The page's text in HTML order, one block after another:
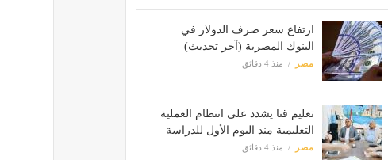
ارتفاع سعر صرف الدولار في
البنوك المصرية (آخر تحديث)
مصر منذ 4 دقائق
تعليم قنا يشدد على انتظام العملية
التعليمية منذ اليوم الأول للدراسة
مصر منذ 4 دقائق